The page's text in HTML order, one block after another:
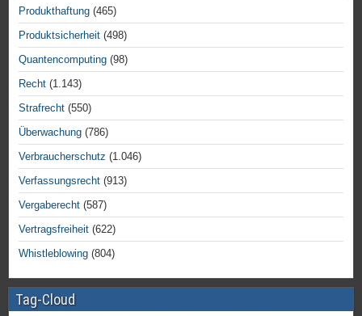
Produkthaftung (465)
Produktsicherheit (498)
Quantencomputing (98)
Recht (1.143)
Strafrecht (550)
Überwachung (786)
Verbraucherschutz (1.046)
Verfassungsrecht (913)
Vergaberecht (587)
Vertragsfreiheit (622)
Whistleblowing (804)
Tag-Cloud